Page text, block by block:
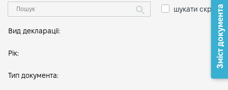
шукати скрізь
Вид декларації:
Рік:
Тип документа:
Зміст документа